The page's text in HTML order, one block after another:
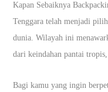
Kapan Sebaiknya
Tenggara telah menjadi
dunia. Wilayah ini
dari keindahan pantai
Bagi kamu yang ingin